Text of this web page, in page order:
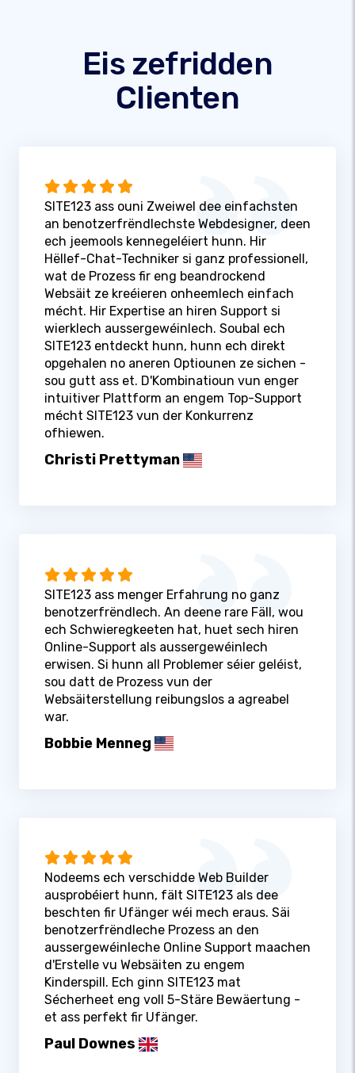
Eis zefridden
Clienten
SITE123 ass ouni Zweiwel dee einfachsten
an benotzerfrëndlechste Webdesigner, deen
ech jeemools kennegeléiert hunn. Hir
Hëllef-Chat-Techniker si ganz professionell,
wat de Prozess fir eng beandrockend
Websäit ze kreéieren onheemlech einfach
mécht. Hir Expertise an hiren Support si
wierklech aussergewéinlech. Soubal ech
SITE123 entdeckt hunn, hunn ech direkt
opgehalen no aneren Optiounen ze sichen -
sou gutt ass et. D'Kombinatioun vun enger
intuitiver Plattform an engem Top-Support
mécht SITE123 vun der Konkurrenz
ofhiewen.
Christi Prettyman
SITE123 ass menger Erfahrung no ganz
benotzerfrëndlech. An deene rare Fäll, wou
ech Schwieregkeeten hat, huet sech hiren
Online-Support als aussergewéinlech
erwisen. Si hunn all Problemer séier geléist,
sou datt de Prozess vun der
Websäiterstellung reibungslos a agreabel
war.
Bobbie Menneg
Nodeems ech verschidde Web Builder
ausprobéiert hunn, fält SITE123 als dee
beschten fir Ufänger wéi mech eraus. Säi
benotzerfrëndleche Prozess an den
aussergewéinleche Online Support maachen
d'Erstelle vu Websäiten zu engem
Kinderspill. Ech ginn SITE123 mat
Sécherheet eng voll 5-Stäre Bewäertung -
et ass perfekt fir Ufänger.
Paul Downes